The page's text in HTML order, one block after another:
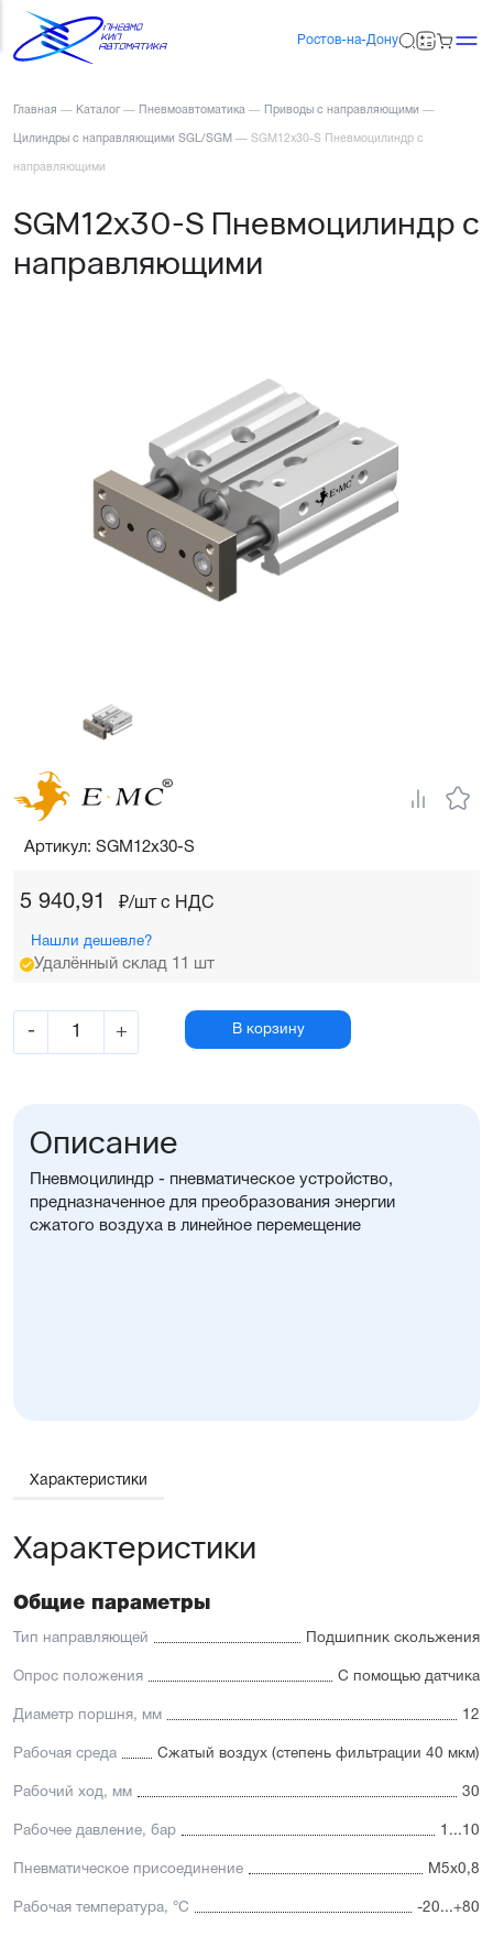
Ростов-на-Дону
Главная — Каталог — Пневмоавтоматика — Приводы с направляющими —
Цилиндры с направляющими SGL/SGM — SGM12x30-S Пневмоцилиндр с
направляющими
SGM12x30-S Пневмоцилиндр с
направляющими
5 940,91 ₽/шт c НДС
Нашли дешевле?
Удалённый склад 11 шт
- + В корзину
Артикул: SGM12x30-S
Описание
Пневмоцилиндр - пневматическое устройство,
предназначенное для преобразования энергии
сжатого воздуха в линейное перемещение
Характеристики
Характеристики
Общие параметры
Тип направляющей Подшипник скольжения
Опрос положения С помощью датчика
Диаметр поршня, мм 12
Рабочая среда Сжатый воздух (степень фильтрации 40 мкм)
Рабочий ход, мм 30
Рабочее давление, бар 1...10
Пневматическое присоединение M5x0,8
Рабочая температура, °С -20...+80